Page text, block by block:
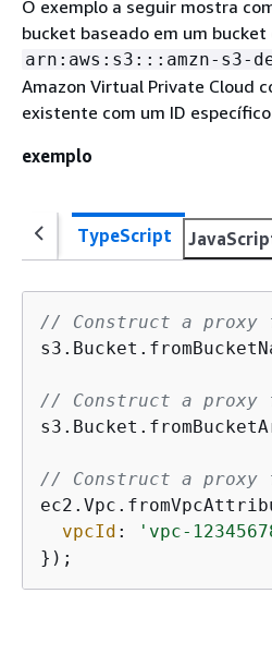
O exemplo a seguir mostra
bucket baseado em um
arn:aws:s3:::amzn-s3-
Amazon Virtual Private Cloud
existente com um ID
exemplo
TypeScript
// Construct a proxy
// Construct a proxy
// Construct a
vpcId : 'vpc-
});